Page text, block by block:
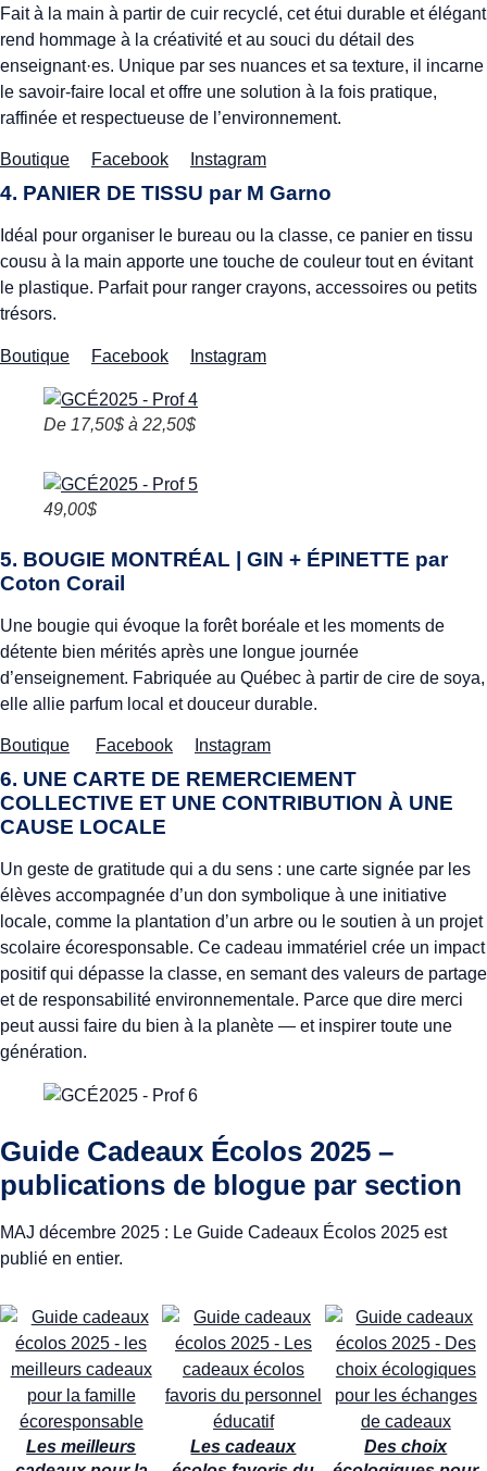
Fait à la main à partir de cuir recyclé, cet étui durable et élégant
rend hommage à la créativité et au souci du détail des
enseignant·es. Unique par ses nuances et sa texture, il incarne
le savoir-faire local et offre une solution à la fois pratique,
raffinée et respectueuse de l’environnement.
Boutique Facebook Instagram
4. PANIER DE TISSU par M Garno
Idéal pour organiser le bureau ou la classe, ce panier en tissu
cousu à la main apporte une touche de couleur tout en évitant
le plastique. Parfait pour ranger crayons, accessoires ou petits
trésors.
Boutique Facebook Instagram
De 17,50$ à 22,50$
49,00$
5. BOUGIE MONTRÉAL | GIN + ÉPINETTE par
Coton Corail
Une bougie qui évoque la forêt boréale et les moments de
détente bien mérités après une longue journée
d’enseignement. Fabriquée au Québec à partir de cire de soya,
elle allie parfum local et douceur durable.
Boutique Facebook Instagram
6. UNE CARTE DE REMERCIEMENT
COLLECTIVE ET UNE CONTRIBUTION À UNE
CAUSE LOCALE
Un geste de gratitude qui a du sens : une carte signée par les
élèves accompagnée d’un don symbolique à une initiative
locale, comme la plantation d’un arbre ou le soutien à un projet
scolaire écoresponsable. Ce cadeau immatériel crée un impact
positif qui dépasse la classe, en semant des valeurs de partage
et de responsabilité environnementale. Parce que dire merci
peut aussi faire du bien à la planète — et inspirer toute une
génération.
Guide Cadeaux Écolos 2025 –
publications de blogue par section
MAJ décembre 2025 : Le Guide Cadeaux Écolos 2025 est
publié en entier.
Les meilleurs
Les cadeaux
Des choix